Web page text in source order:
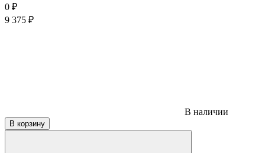
0 ₽
9 375 ₽
В наличии
В корзину